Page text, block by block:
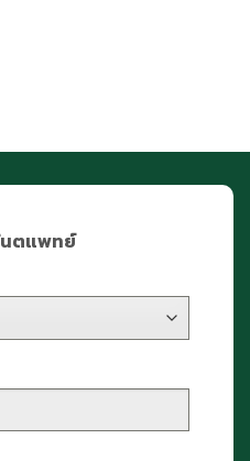
ตแพทย์